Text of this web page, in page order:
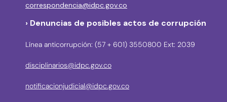
correspondencia@idpc.gov.co
› Denuncias de posibles actos de corrupción
Línea anticorrupción: (57 + 601) 3550800 Ext: 2039
disciplinarios@idpc.gov.co
notificacionjudicial@idpc.gov.co